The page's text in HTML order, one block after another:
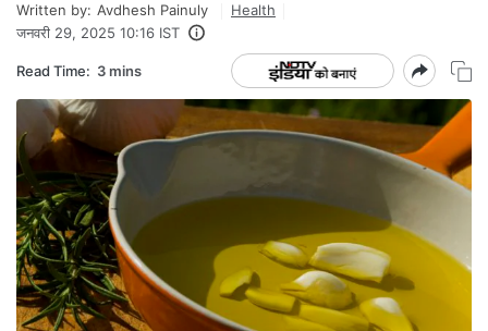
Written by: Avdhesh Painuly
Health
जनवरी 29, 2025 10:16 IST
Read Time: 3 mins